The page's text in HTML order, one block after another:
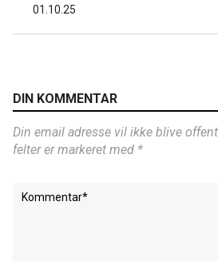
01.10.25
DIN KOMMENTAR
Din email adresse vil ikke blive
felter er markeret med *